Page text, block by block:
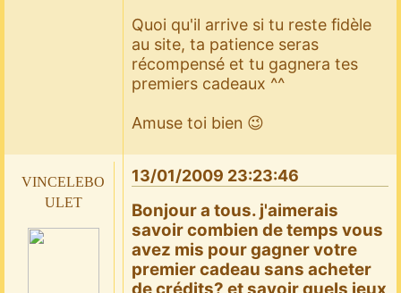
Quoi qu'il arrive si tu reste fidèle
au site, ta patience seras
récompensé et tu gagnera tes
premiers cadeaux ^^
Amuse toi bien 😉
vincelebo
ulet
13/01/2009 23:23:46
Bonjour a tous. j'aimerais
savoir combien de temps vous
avez mis pour gagner votre
premier cadeau sans acheter